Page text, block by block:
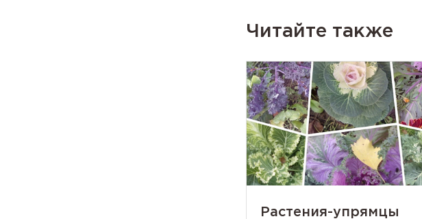
Читайте также
Растения-упрямцы